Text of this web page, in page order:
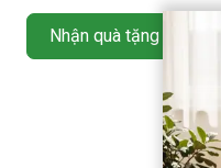
Nhận quà tặng miễn